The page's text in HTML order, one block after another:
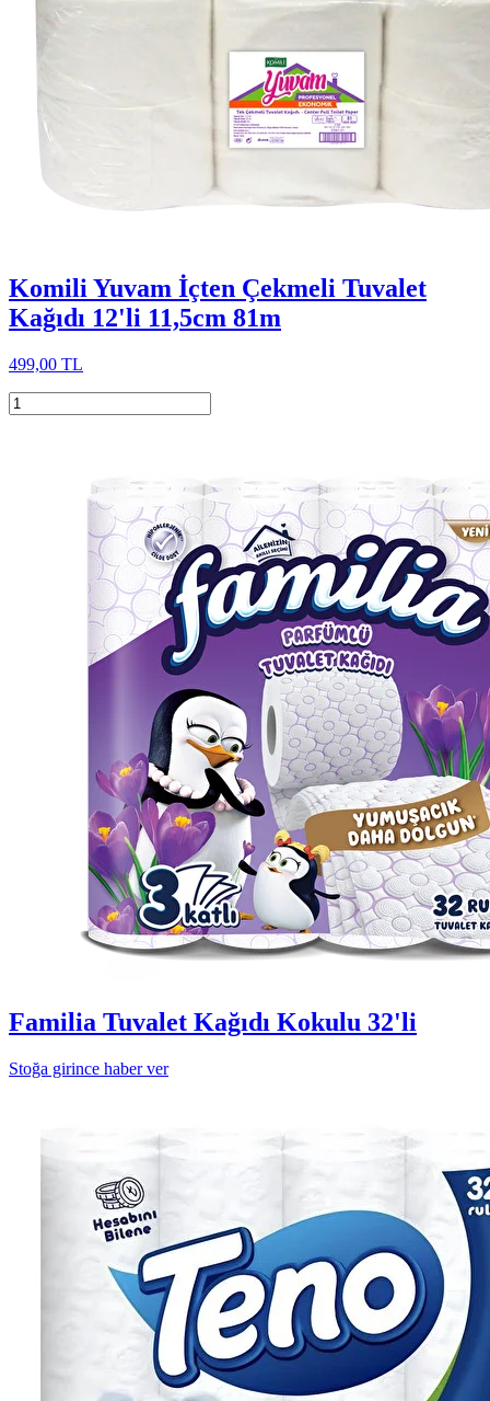
Komili Yuvam İçten Çekmeli Tuvalet
Kağıdı 12'li 11,5cm 81m
499,00 TL
Familia Tuvalet Kağıdı Kokulu 32'li
Stoğa girince haber ver